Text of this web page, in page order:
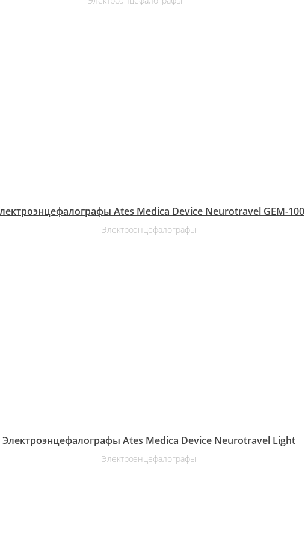
Ates Medica Device Neurotravel GEM-100
Электроэнцефалографы
Электроэнцефалографы Ates Medica Device Neurotravel Light
Электроэнцефалографы